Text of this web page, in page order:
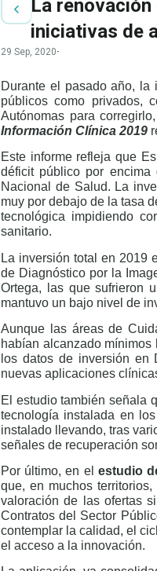
La
iniciativas de
29 Sep, 2020·
Durante el pasado año, la
públicos como privados,
Autónomas para
Información Clínica 2019
Este informe refleja que
déficit público por encima
Nacional de Salud. La
muy por debajo de la tasa
tecnológica impidiendo
sanitario.
La inversión total en 2019
de Diagnóstico por la
Ortega, las que sufrieron
mantuvo un bajo nivel de
Aunque las áreas de
habían alcanzado
los datos de inversión en
nuevas aplicaciones
El estudio también señala
tecnología instalada en
instalado llevando, tras
señales de recuperación
Por último, en el estudio
que, en muchos
valoración de las ofertas
Contratos del Sector
contemplar la calidad, el
el acceso a la innovación.